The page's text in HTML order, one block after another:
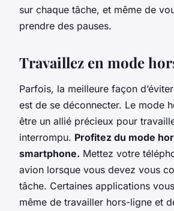
sur chaque tâche, et même de
prendre des pauses.
Travaillez en mode
Parfois, la meilleure façon
est de se déconnecter. Le mode
être un allié précieux pour
interrompu. Profitez du mode
smartphone. Mettez votre
avion lorsque vous devez vous
tâche. Certaines applications
même de travailler hors-ligne et